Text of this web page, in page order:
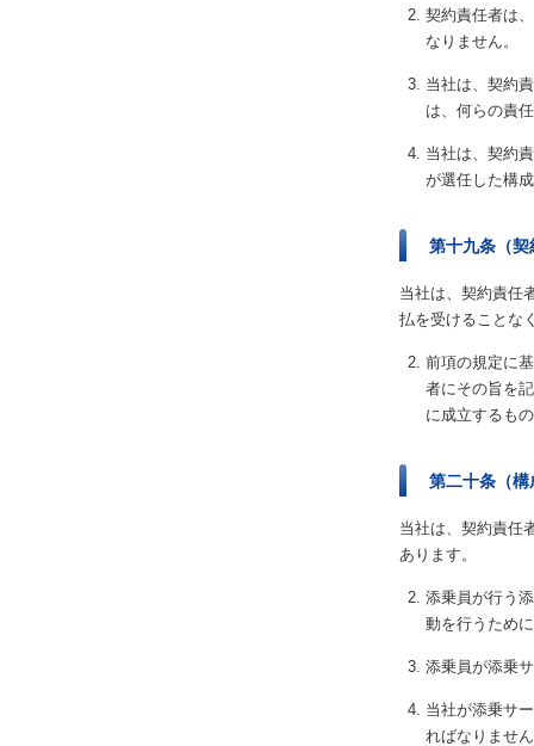
契約責任者は
なりません。
当社は、契約
は、何らの責
当社は、契約
が選任した構
第十九条（
当社は、契約責任
払を受けることな
前項の規定に
者にその旨を
に成立するも
第二十条（
当社は、契約責任
あります。
添乗員が行う
動を行うため
添乗員が添乗
当社が添乗サ
ればなりませ